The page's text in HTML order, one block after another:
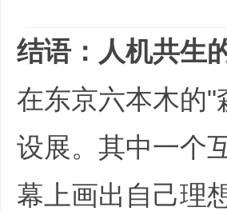
结语：人机共生
在东京六本木的"
设展。其中一个
幕上画出自己理